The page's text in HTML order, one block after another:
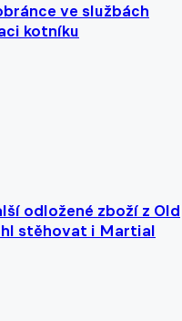
ve službách
kotníku
odložené zboží z Old
stěhovat i Martial